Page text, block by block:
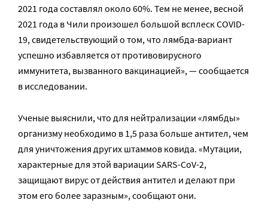
2021 года составлял около 60%. Тем не менее, весной
2021 года в Чили произошел большой всплеск COVID-
19, свидетельствующий о том, что лямбда-вариант
успешно избавляется от противовирусного
иммунитета, вызванного вакцинацией», — сообщается
в исследовании.
Ученые выяснили, что для нейтрализации «лямбды»
организму необходимо в 1,5 раза больше антител, чем
для уничтожения других штаммов ковида. «Мутации,
характерные для этой вариации SARS-CoV-2,
защищают вирус от действия антител и делают при
этом его более заразным», сообщают они.